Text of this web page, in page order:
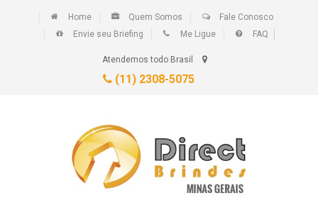
Home Quem Somos
Fale Conosco
Envie seu Briefing
Me Ligue FAQ
Atendemos todo Brasil
(11) 2308-5075